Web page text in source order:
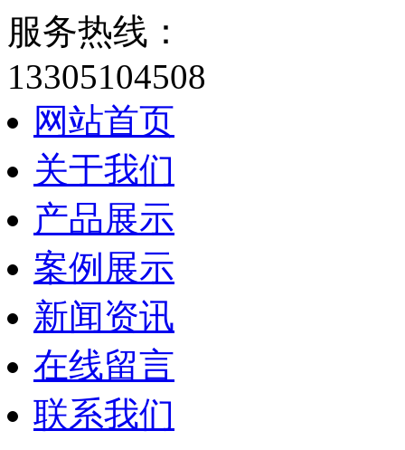
服务热线：
13305104508
网站首页
关于我们
产品展示
案例展示
新闻资讯
在线留言
联系我们